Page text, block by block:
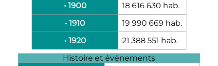
• 1900
18 616 630 hab.
• 1910
19 990 669 hab.
• 1920
21 388 551 hab.
Histoire et événements